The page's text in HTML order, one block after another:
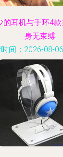
的耳机与手环4
身无束缚
间：2026-08-